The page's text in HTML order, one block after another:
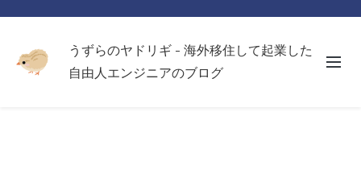
うずらのヤドリギ - 海外移住して起業した
自由人エンジニアのブログ